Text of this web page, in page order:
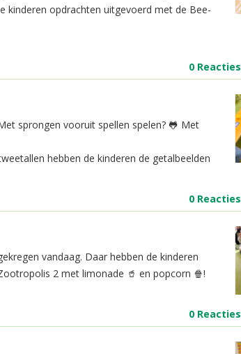
kinderen opdrachten uitgevoerd met de Bee-
0 Reacties
sprongen vooruit spellen spelen? 🐸 Met
hebben de kinderen de getalbeelden
0 Reacties
vandaag. Daar hebben de kinderen
2 met limonade 🥤 en popcorn 🍿!
0 Reacties